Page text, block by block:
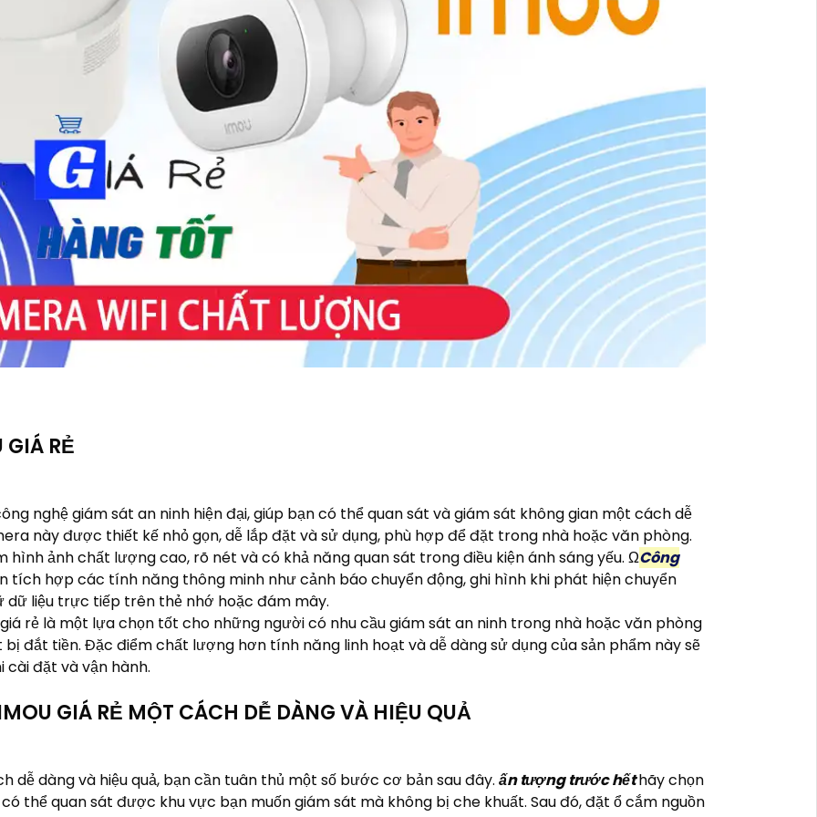
RẺ
nghệ giám sát an ninh hiện đại, giúp bạn có thể quan sát và giám sát không gian một cách dễ
này được thiết kế nhỏ gọn, dễ lắp đặt và sử dụng, phù hợp để đặt trong nhà hoặc văn phòng.
hình ảnh chất lượng cao, rõ nét và có khả năng quan sát trong điều kiện ánh sáng yếu. ΩCông
tích hợp các tính năng thông minh như cảnh báo chuyển động, ghi hình khi phát hiện chuyển
dữ liệu trực tiếp trên thẻ nhớ hoặc đám mây.
rẻ là một lựa chọn tốt cho những người có nhu cầu giám sát an ninh trong nhà hoặc văn phòng
đắt tiền. Đặc điểm chất lượng hơn tính năng linh hoạt và dễ dàng sử dụng của sản phẩm này sẽ
đặt và vận hành.
GIÁ RẺ MỘT CÁCH DỄ DÀNG VÀ HIỆU QUẢ
dễ dàng và hiệu quả, bạn cần tuân thủ một số bước cơ bản sau đây. ấn tượng trước hếthãy chọn
thể quan sát được khu vực bạn muốn giám sát mà không bị che khuất. Sau đó, đặt ổ cắm nguồn